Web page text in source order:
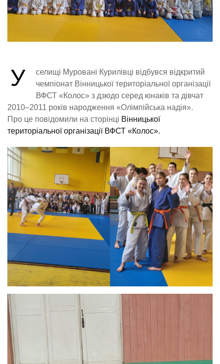
У
селищі Муровані Курилівці відбувся відкритий
чемпіонат Вінницької територіальної організації
ВФСТ «Колос» з дзюдо серед юнаків та дівчат
2010–2011 років народження «Олімпійська надія».
Про це повідомили на сторінці Вінницької
територіальної організації ВФСТ «Колос».